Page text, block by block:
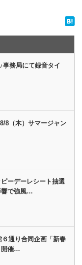
務局にて録音タイ
8（木）サマージャン
ーデーレシート抽選
で強風…
通り合同企画「新春
開催…